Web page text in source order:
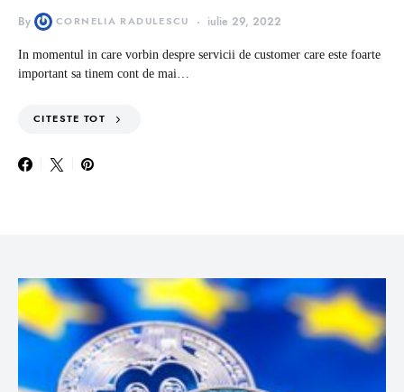
By CORNELIA RADULESCU iulie 29, 2022
In momentul in care vorbin despre servicii de customer care este foarte
important sa tinem cont de mai…
CITESTE TOT